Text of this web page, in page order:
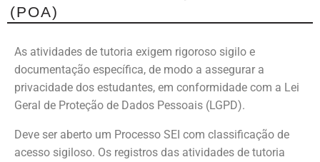
(POA)
As atividades de tutoria exigem rigoroso sigilo e
documentação específica, de modo a assegurar a
privacidade dos estudantes, em conformidade com a Lei
Geral de Proteção de Dados Pessoais (LGPD).
Deve ser aberto um Processo SEI com classificação de
acesso sigiloso. Os registros das atividades de tutoria